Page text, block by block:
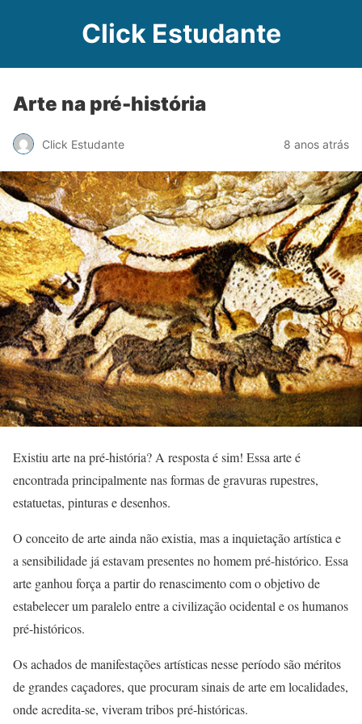
Click Estudante
Arte na pré-história
Click Estudante 8 anos atrás
Existiu arte na pré-história? A resposta é sim! Essa arte é
encontrada principalmente nas formas de gravuras rupestres,
estatuetas, pinturas e desenhos.
O conceito de arte ainda não existia, mas a inquietação artística e
a sensibilidade já estavam presentes no homem pré-histórico. Essa
arte ganhou força a partir do renascimento com o objetivo de
estabelecer um paralelo entre a civilização ocidental e os humanos
pré-históricos.
Os achados de manifestações artísticas nesse período são méritos
de grandes caçadores, que procuram sinais de arte em localidades,
onde acredita-se, viveram tribos pré-históricas.